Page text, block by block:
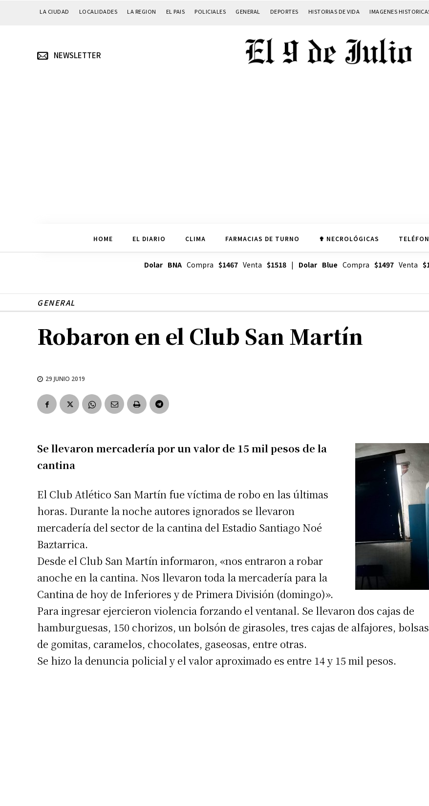
LA CIUDAD LOCALIDADES LA REGION EL PAIS POLICIALES GENERAL DEPORTES HISTORIAS DE VIDA IMAGENES
NEWSLETTER
HOME EL DIARIO CLIMA FARMACIAS DE TURNO ✟ NECROLÓGICAS
Dolar BNACompra $1467Venta $1518| Dolar Blue Compra $1497Venta
GENERAL
Robaron en el Club San Martín
29 JUNIO 2019
Se llevaron mercadería por un valor de 15 mil pesos de la
cantina
El Club Atlético San Martín fue víctima de robo en las últimas
horas. Durante la noche autores ignorados se llevaron
mercadería del sector de la cantina del Estadio Santiago Noé
Baztarrica.
Desde el Club San Martín informaron, «nos entraron a robar
anoche en la cantina. Nos llevaron toda la mercadería para la
Cantina de hoy de Inferiores y de Primera División (domingo)».
Para ingresar ejercieron violencia forzando el ventanal. Se llevaron dos cajas de
hamburguesas, 150 chorizos, un bolsón de girasoles, tres cajas de alfajores, bolsas
de gomitas, caramelos, chocolates, gaseosas, entre otras.
Se hizo la denuncia policial y el valor aproximado es entre 14 y 15 mil pesos.